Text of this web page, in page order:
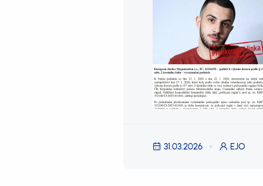
31.03.2026 EJO